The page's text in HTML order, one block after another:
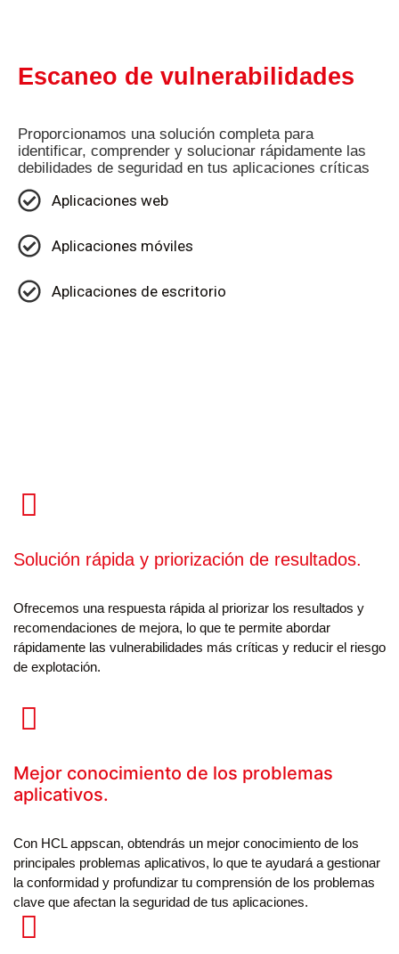
Escaneo de vulnerabilidades
Proporcionamos una solución completa para
identificar, comprender y solucionar rápidamente las
debilidades de seguridad en tus aplicaciones críticas
Aplicaciones web
Aplicaciones móviles
Aplicaciones de escritorio
Solución rápida y priorización de resultados.
Ofrecemos una respuesta rápida al priorizar los resultados y
recomendaciones de mejora, lo que te permite abordar
rápidamente las vulnerabilidades más críticas y reducir el riesgo
de explotación.
Mejor conocimiento de los problemas
aplicativos.
Con HCL appscan, obtendrás un mejor conocimiento de los
principales problemas aplicativos, lo que te ayudará a gestionar
la conformidad y profundizar tu comprensión de los problemas
clave que afectan la seguridad de tus aplicaciones.